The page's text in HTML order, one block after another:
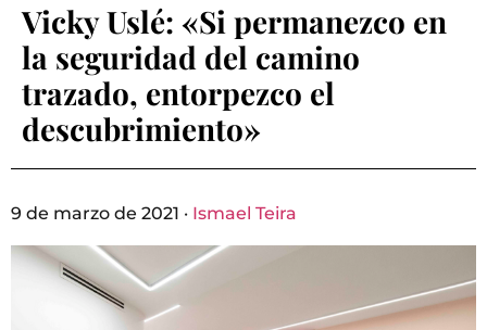
Vicky Uslé: «Si permanezco en
la seguridad del camino
trazado, entorpezco el
descubrimiento»
9 de marzo de 2021 · Ismael Teira